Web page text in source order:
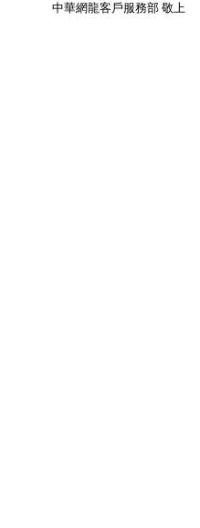
中華網龍客戶服務部 敬上